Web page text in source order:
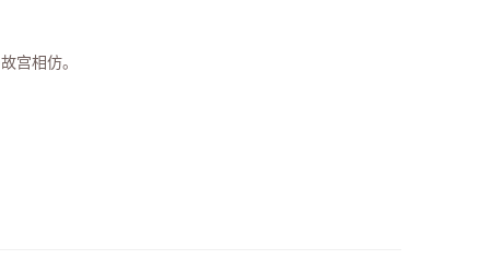
宫相仿。